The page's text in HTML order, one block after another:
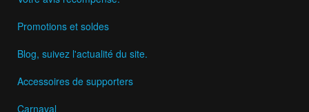
Promotions et soldes
Blog, suivez l'actualité du site.
Accessoires de supporters
Carnaval